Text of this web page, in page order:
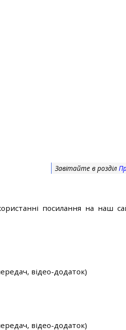
Завітайте в розділ
посилання на наш
відео-додаток)
відео-додаток)